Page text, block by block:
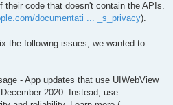
their code that doesn't contain the APIs.
documentati ... _s_privacy).
the following issues, we wanted to
- App updates that use UIWebView
2020. Instead, use